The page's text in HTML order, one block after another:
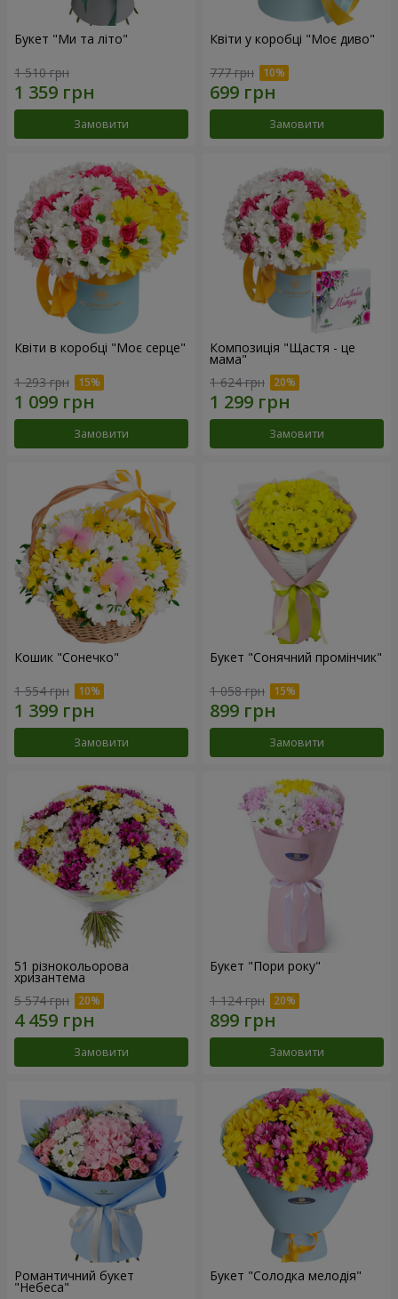
Букет "Ми та літо"
1 510 грн
Замовити
Квіти у коробці "Моє диво"
777 грн
Замовити
Квіти в коробці "Моє серце"
1 293 грн
Замовити
Композиція "Щастя - це
мама"
1 624 грн
Замовити
Кошик "Сонечко"
1 554 грн
Замовити
Букет "Сонячний промінчик"
1 058 грн
Замовити
51 різнокольорова
хризантема
5 574 грн
Замовити
Букет "Пори року"
1 124 грн
Замовити
Романтичний букет
"Небеса"
Букет "Солодка мелодія"